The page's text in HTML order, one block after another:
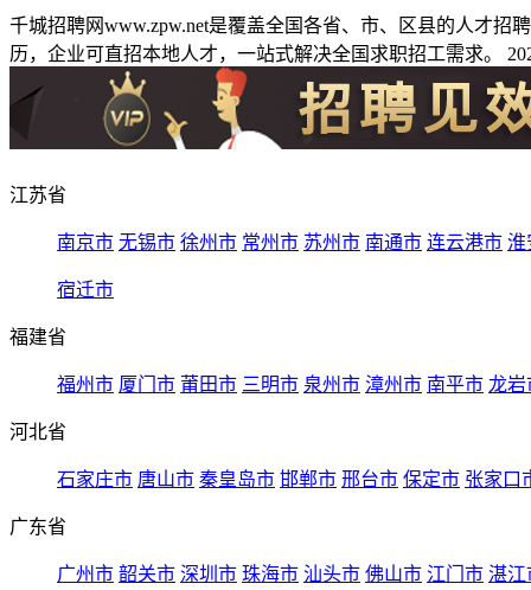
千城招聘网www.zpw.net是覆盖全国各省、市、区县的人才
历，企业可直招本地人才，一站式解决全国求职招工需求。
江苏省
南京市 无锡市 徐州市 常州市 苏州市 南通市 连云港市 淮
宿迁市
福建省
福州市 厦门市 莆田市 三明市 泉州市 漳州市 南平市 龙岩
河北省
石家庄市 唐山市 秦皇岛市 邯郸市 邢台市 保定市 张家口
广东省
广州市 韶关市 深圳市 珠海市 汕头市 佛山市 江门市 湛江